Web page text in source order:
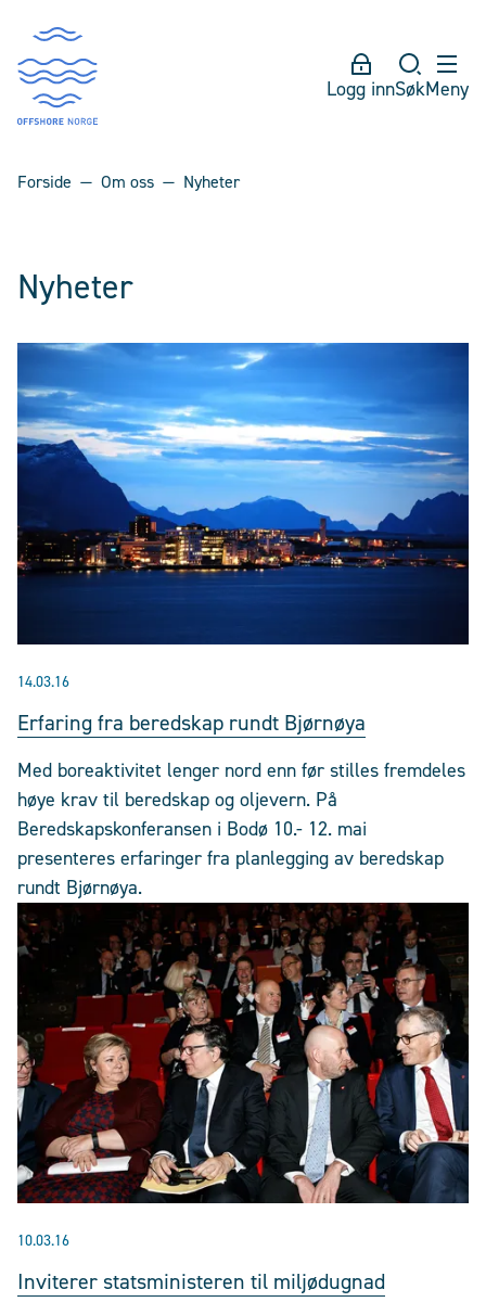
Logg innSøkMeny
Forside Om oss Nyheter
Nyheter
14.03.16
Erfaring fra beredskap rundt Bjørnøya
Med boreaktivitet lenger nord enn før stilles fremdeles
høye krav til beredskap og oljevern. På
Beredskapskonferansen i Bodø 10.- 12. mai
presenteres erfaringer fra planlegging av beredskap
rundt Bjørnøya.
10.03.16
Inviterer statsministeren til miljødugnad